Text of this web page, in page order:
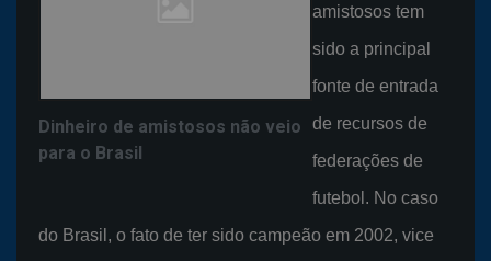
Dinheiro de amistosos não veio
para o Brasil
amistosos tem
sido a principal
fonte de entrada
de recursos de
federações de
futebol. No caso
do Brasil, o fato de ter sido campeão em 2002, vice